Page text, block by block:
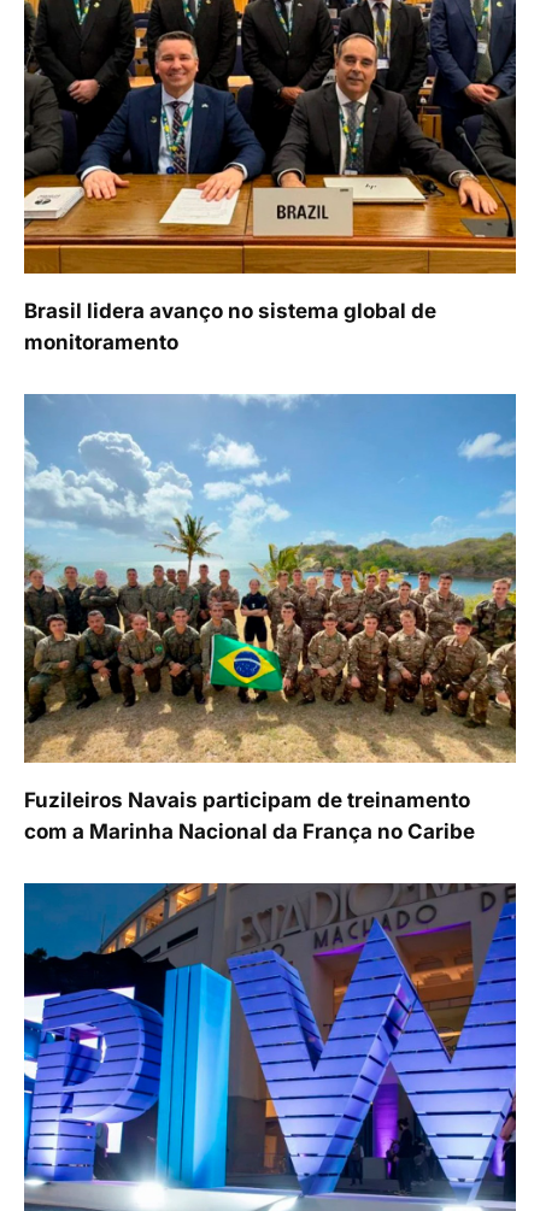
Brasil lidera avanço no sistema global de
monitoramento
Fuzileiros Navais participam de treinamento
com a Marinha Nacional da França no Caribe